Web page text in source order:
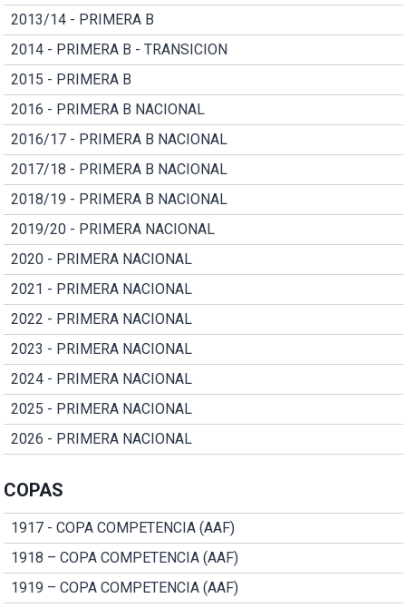
2013/14 - PRIMERA B
2014 - PRIMERA B - TRANSICION
2015 - PRIMERA B
2016 - PRIMERA B NACIONAL
2016/17 - PRIMERA B NACIONAL
2017/18 - PRIMERA B NACIONAL
2018/19 - PRIMERA B NACIONAL
2019/20 - PRIMERA NACIONAL
2020 - PRIMERA NACIONAL
2021 - PRIMERA NACIONAL
2022 - PRIMERA NACIONAL
2023 - PRIMERA NACIONAL
2024 - PRIMERA NACIONAL
2025 - PRIMERA NACIONAL
2026 - PRIMERA NACIONAL
COPAS
1917 - COPA COMPETENCIA (AAF)
1918 – COPA COMPETENCIA (AAF)
1919 – COPA COMPETENCIA (AAF)